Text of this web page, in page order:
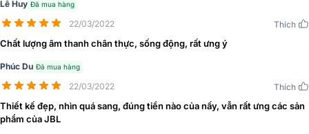
Lê Huy Đã mua hàng
22/03/2022 Thích
Chất lượng âm thanh chân thực, sống động, rất ưng ý
Phúc Du Đã mua hàng
22/03/2022 Thích
Thiết kế đẹp, nhìn quá sang, đúng tiền nào của nấy, vẫn rất ưng các sản
phẩm của JBL